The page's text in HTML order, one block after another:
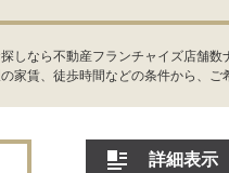
しなら不動産フランチャイズ店舗
家賃、徒歩時間などの条件から、
詳細表示